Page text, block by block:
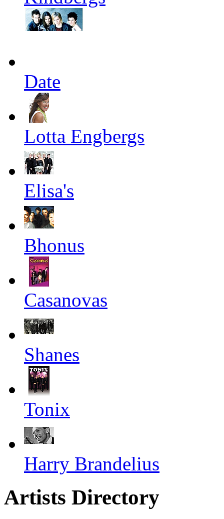
Date
Lotta Engbergs
Elisa's
Bhonus
Casanovas
Shanes
Tonix
Harry Brandelius
Artists Directory